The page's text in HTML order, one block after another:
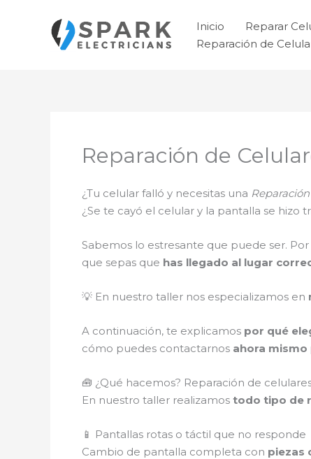
contenido
Inicio Reparar
Reparación de
Reparación de
¿Tu celular falló y necesitas una
¿Se te cayó el celular y la pantalla se hizo
Sabemos lo estresante que puede ser. Por
que sepas que has llegado al lugar
💡 En nuestro taller nos especializamos en
A continuación, te explicamos por qué
cómo puedes contactarnos ahora
🧰 ¿Qué hacemos? Reparación de
En nuestro taller realizamos todo tipo de
📱 Pantallas rotas o táctil que no responde
Cambio de pantalla completa con piezas